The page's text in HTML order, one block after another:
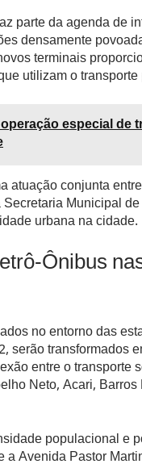
parte da agenda de
densamente
terminais
utilizam o
especial de
atuação conjunta
Municipal
urbana na cidade.
Ônibus
no entorno das
serão transformados
entre o transporte
Neto, Acari,
populacional e
Avenida Pastor